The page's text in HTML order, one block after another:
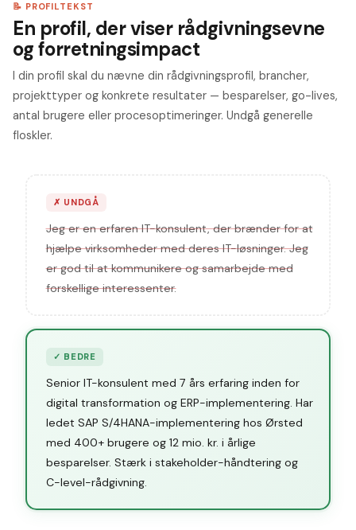
📝 PROFILTEKST
En profil, der viser rådgivningsevne
og forretningsimpact
I din profil skal du nævne din rådgivningsprofil, brancher,
projekttyper og konkrete resultater — besparelser, go-lives,
antal brugere eller procesoptimeringer. Undgå generelle
floskler.
✗ UNDGÅ
Jeg er en erfaren IT-konsulent, der brænder for at
hjælpe virksomheder med deres IT-løsninger. Jeg
er god til at kommunikere og samarbejde med
forskellige interessenter.
✓ BEDRE
Senior IT-konsulent med 7 års erfaring inden for
digital transformation og ERP-implementering. Har
ledet SAP S/4HANA-implementering hos Ørsted
med 400+ brugere og 12 mio. kr. i årlige
besparelser. Stærk i stakeholder-håndtering og
C-level-rådgivning.